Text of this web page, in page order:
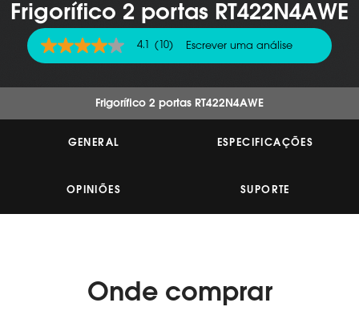
Frigorífico 2 portas RT422N4AWE
4.1
de
estrelas,
classificação.
4.1 (10) Escrever uma análise
Frigorífico 2 portas RT422N4AWE
GENERAL ESPECIFICAÇÕES
OPINIÕES SUPORTE
Onde comprar